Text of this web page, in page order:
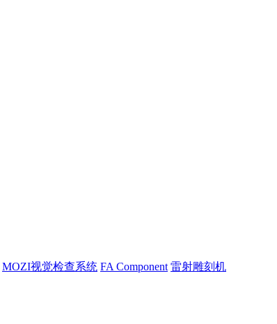
MOZI视觉检查系统 FA Component 雷射雕刻机